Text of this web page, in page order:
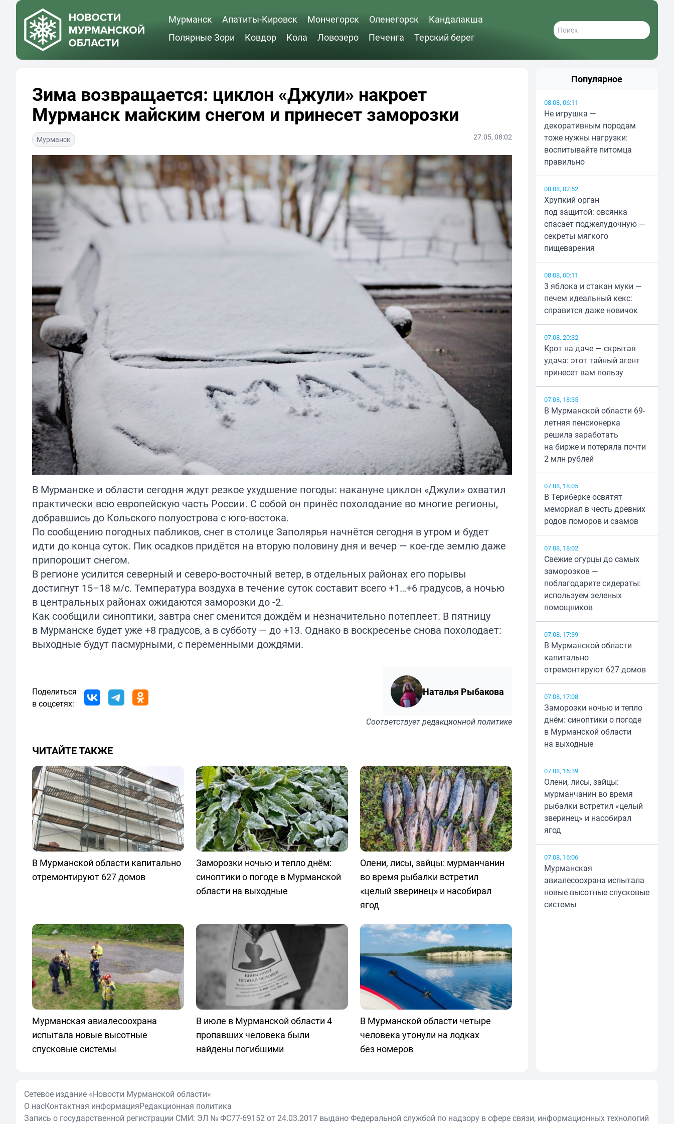
Мурманск Апатиты-Кировск Мончегорск Оленегорск
Кандалакша
Полярные Зори
Ковдор Кола Ловозеро Печенга Терский берег
Зима возвращается: циклон «Джули» накроет
Мурманск майским снегом и принесет заморозки
Мурманск 27.05, 08:02
В Мурманске и области сегодня ждут резкое ухудшение погоды: накануне циклон «Джули» охватил
практически всю европейскую часть России. С собой он принёс похолодание во многие регионы,
добравшись до Кольского полуострова с юго-востока.
По сообщению погодных пабликов, снег в столице Заполярья начнётся сегодня в утром и будет
идти до конца суток. Пик осадков придётся на вторую половину дня и вечер — кое-где землю даже
припорошит снегом.
В регионе усилится северный и северо-восточный ветер, в отдельных районах его порывы
достигнут 15–18 м/с. Температура воздуха в течение суток составит всего +1…+6 градусов, а ночью
в центральных районах ожидаются заморозки до -2.
Как сообщили синоптики, завтра снег сменится дождём и незначительно потеплеет. В пятницу
в Мурманске будет уже +8 градусов, а в субботу — до +13. Однако в воскресенье снова похолодает:
выходные будут пасмурными, с переменными дождями.
Поделиться
в соцсетях:
Наталья Рыбакова
Соответствуетредакционной политике
ЧИТАЙТЕ ТАКЖЕ
В Мурманской области капитально
отремонтируют 627 домов
Заморозки ночью и тепло днём:
синоптики о погоде в Мурманской
области на выходные
Олени, лисы, зайцы: мурманчанин
во время рыбалки встретил
«целый зверинец» и насобирал
ягод
Мурманская авиалесоохрана
испытала новые высотные
спусковые системы
В июле в Мурманской области 4
пропавших человека были
найдены погибшими
В Мурманской области четыре
человека утонули на лодках
без номеров
Популярное
08.08, 06:11
Не игрушка —
декоративным породам
тоже нужны нагрузки:
воспитывайте питомца
правильно
08.08, 02:52
Хрупкий орган
под защитой: овсянка
спасает поджелудочную —
секреты мягкого
пищеварения
08.08, 00:11
3 яблока и стакан муки —
печем идеальный кекс:
справится даже новичок
07.08, 20:32
Крот на даче — скрытая
удача: этот тайный агент
принесет вам пользу
07.08, 18:35
В Мурманской области 69-
летняя пенсионерка
решила заработать
на бирже и потеряла почти
2 млн рублей
07.08, 18:05
В Териберке освятят
мемориал в честь древних
родов поморов и саамов
07.08, 18:02
Свежие огурцы до самых
заморозков —
поблагодарите сидераты:
используем зеленых
помощников
07.08, 17:39
В Мурманской области
капитально
отремонтируют 627 домов
07.08, 17:08
Заморозки ночью и тепло
днём: синоптики о погоде
в Мурманской области
на выходные
07.08, 16:39
Олени, лисы, зайцы:
мурманчанин во время
рыбалки встретил «целый
зверинец» и насобирал
ягод
07.08, 16:06
Мурманская
авиалесоохрана испытала
новые высотные спусковые
системы
Сетевое издание «Новости Мурманской области»
О насКонтактная информацияРедакционная политика
Запись о государственной регистрации СМИ: ЭЛ № ФС77-69152 от 24.03.2017 выдано Федеральной службой по надзору в сфере связи, информационных технологий